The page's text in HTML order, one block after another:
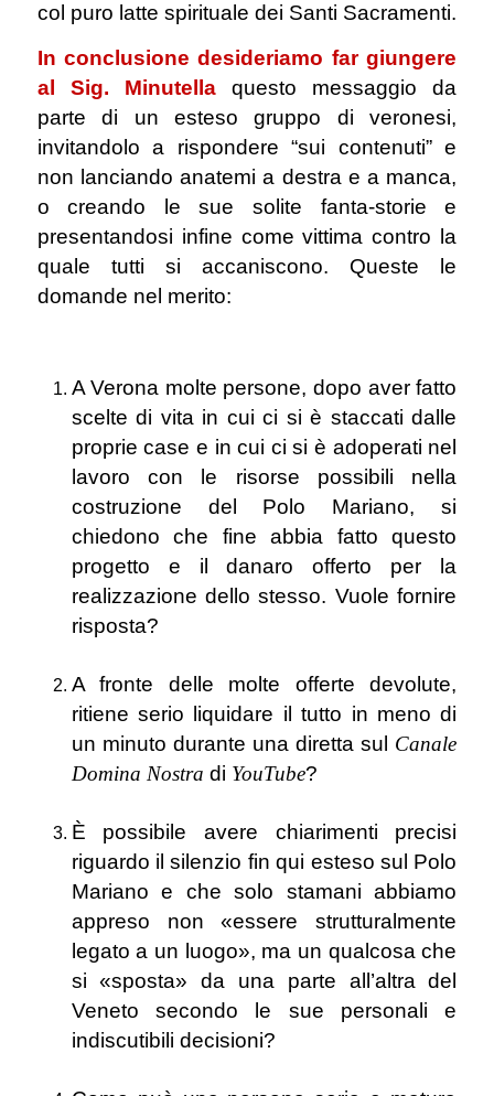
col puro latte spirituale dei Santi Sacramenti.
In conclusione desideriamo far giungere
al Sig. Minutella
questo messaggio da
parte di un esteso gruppo di veronesi,
invitandolo a rispondere “sui contenuti” e
non lanciando anatemi a destra e a manca,
o creando le sue solite fanta-storie e
presentandosi infine come vittima contro la
quale tutti si accaniscono. Queste le
domande nel merito:
A Verona molte persone, dopo aver fatto
scelte di vita in cui ci si è staccati dalle
proprie case e in cui ci si è adoperati nel
lavoro con le risorse possibili nella
costruzione del Polo Mariano, si
chiedono che fine abbia fatto questo
progetto e il danaro offerto per la
realizzazione dello stesso. Vuole fornire
risposta?
A fronte delle molte offerte devolute,
ritiene serio liquidare il tutto in meno di
un minuto durante una diretta sul Canale
Domina Nostra di YouTube?
È possibile avere chiarimenti precisi
riguardo il silenzio fin qui esteso sul Polo
Mariano e che solo stamani abbiamo
appreso non «essere strutturalmente
legato a un luogo», ma un qualcosa che
si «sposta» da una parte all’altra del
Veneto secondo le sue personali e
indiscutibili decisioni?